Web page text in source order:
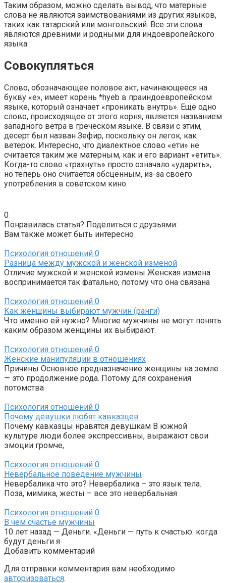
Таким образом, можно сделать вывод, что матерные
слова не являются заимствованиями из других языков,
таких как татарский или монгольский. Все эти слова
являются древними и родными для индоевропейского
языка.
Совокупляться
Слово, обозначающее половое акт, начинающееся на
букву «е», имеет корень *hyeb в праиндоевропейском
языке, который означает «проникать внутрь». Ещё одно
слово, происходящее от этого корня, является названием
западного ветра в греческом языке. В связи с этим,
десерт был назван Зефир, поскольку он легок, как
ветерок. Интересно, что диалектное слово «ети» не
считается таким же матерным, как и его вариант «етить».
Когда-то слово «трахнуть» просто означало «ударить»,
но теперь оно считается обсценным, из-за своего
употребления в советском кино.
0
Понравилась статья? Поделиться с друзьями:
Вам также может быть интересно
Психология отношений 0
Разница между мужской и женской изменой
Отличие мужской и женской измены Женская измена
воспринимается так фатально, потому что она связана
Психология отношений 0
Как женщины выбирают мужчин (ранги)
Что именно ей нужно? Многие мужчины не могут понять
каким образом женщины их выбирают.
Психология отношений 0
Женские манипуляции в отношениях
Причины Основное предназначение женщины на земле
— это продолжение рода. Потому для сохранения
потомства
Психология отношений 0
Почему девушки любят кавказцев
Почему кавказцы нравятся девушкам В южной
культуре люди более экспрессивны, выражают свои
эмоции громче,
Психология отношений 0
Невербальное поведение мужчины
Невербалика что это? Невербалика – это язык тела.
Поза, мимика, жесты – все это невербальная
Психология отношений 0
В чем счастье мужчины
10 лет назад — Деньги. «Деньги — путь к счастью: когда
будут деньги я
Добавить комментарий
Для отправки комментария вам необходимо
авторизоваться.